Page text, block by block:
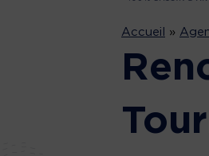
Accueil »